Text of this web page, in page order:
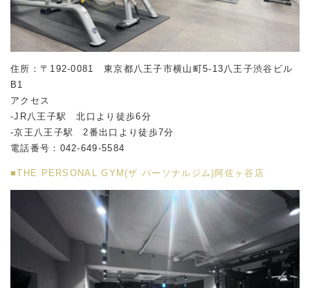
住所：〒192-0081 東京都八王子市横山町5-13八王子渋谷ビル
B1
アクセス
-JR八王子駅 北口より徒歩6分
-京王八王子駅 2番出口より徒歩7分
電話番号：042-649-5584
■THE PERSONAL GYM(ザ パーソナルジム)阿佐ヶ谷店